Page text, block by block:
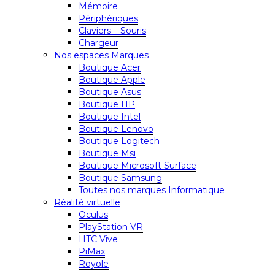
Mémoire
Périphériques
Claviers – Souris
Chargeur
Nos espaces Marques
Boutique Acer
Boutique Apple
Boutique Asus
Boutique HP
Boutique Intel
Boutique Lenovo
Boutique Logitech
Boutique Msi
Boutique Microsoft Surface
Boutique Samsung
Toutes nos marques Informatique
Réalité virtuelle
Oculus
PlayStation VR
HTC Vive
PiMax
Royole